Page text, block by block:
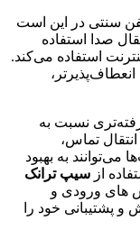
سنتی در این است
صدا استفاده
استفاده می‌کند.
انعطاف‌پذیرتر،
نسبت به
تماس،
می‌توانند به بهبود
از سیپ ترانک
های ورودی و
پشتیبانی خود را